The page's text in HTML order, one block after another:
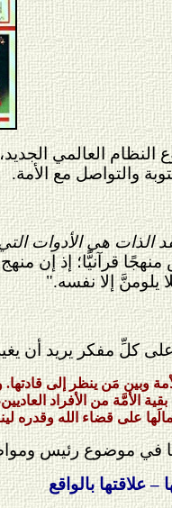
العالمي
والتواصل مع الأمة.
الذات هي الأدوات
منهجًا قرآنيًّا؛
يلومنَّ إلا نفسه."
كلِّ مفكر يريد أن يغير
وبين مَن ينظر إلى
الأمَّة من الأفراد
على قضاء الله وقدره
في موضوع رئيس
علاقتها بالواقع